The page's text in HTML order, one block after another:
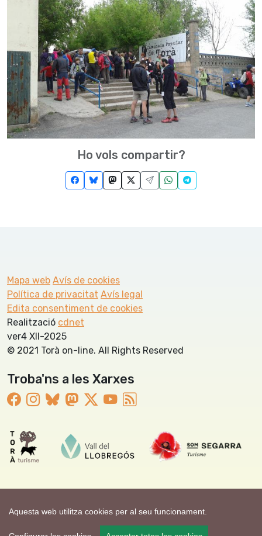
Aquesta web utilitza cookies per al seu funcionament.
Ho vols compartir?
Mapa web Avís de cookies
Política de privacitat Avís legal
Edita consentiment de cookies
Realització cdnet
ver4 XII-2025
© 2021 Torà on-line. All Rights Reserved
Troba'ns a les Xarxes